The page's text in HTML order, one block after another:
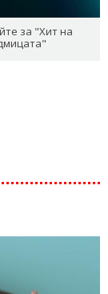
за "Хит на